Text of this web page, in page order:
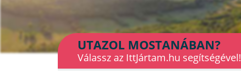
UTAZOL MOSTANÁBAN?
Válassz az IttJártam.hu segítségével!